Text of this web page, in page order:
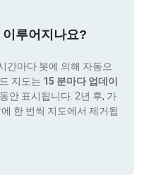
루어지나요?
간마다 봇에 의해 자동으
지도는 15 분마다 업데이
안 표시됩니다. 2년 후, 가
한 번씩 지도에서 제거됩